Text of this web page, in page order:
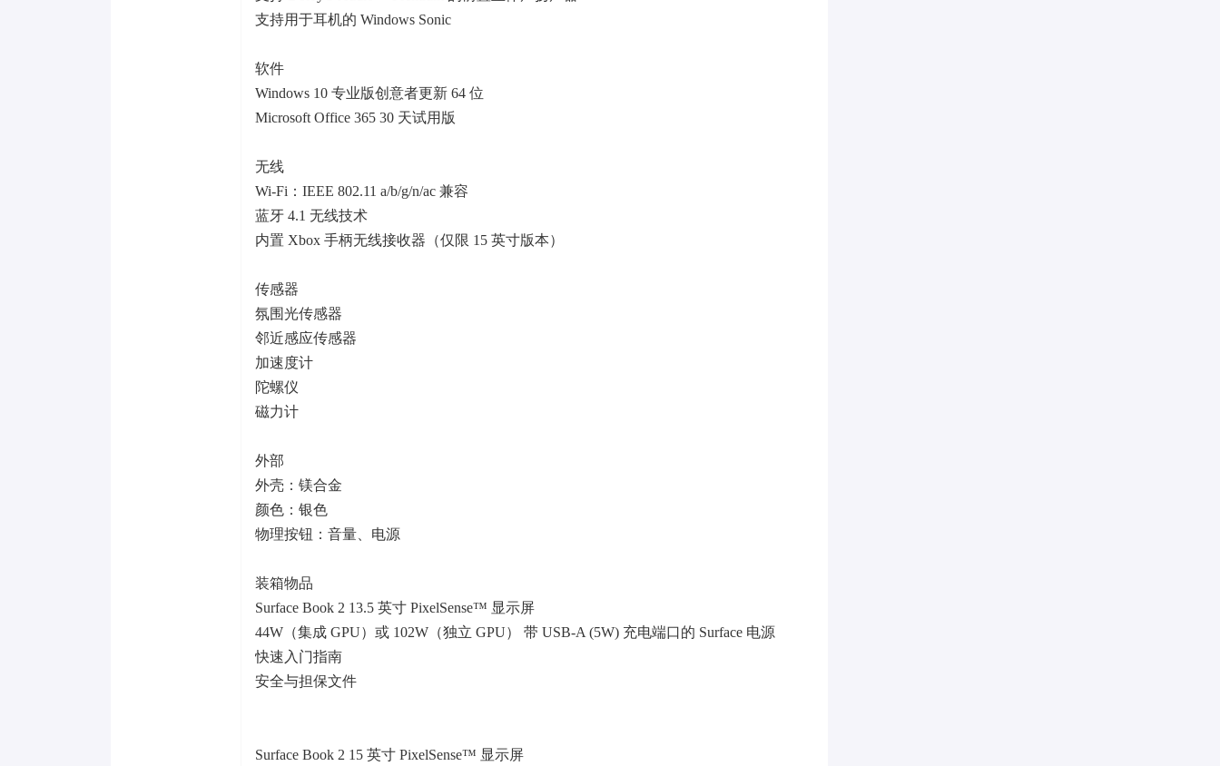
支持用于耳机的 Windows Sonic
软件
Windows 10 专业版创意者更新 64 位
Microsoft Office 365 30 天试用版
无线
Wi-Fi：IEEE 802.11 a/b/g/n/ac 兼容
蓝牙 4.1 无线技术
内置 Xbox 手柄无线接收器（仅限 15 英寸版本）
传感器
氛围光传感器
邻近感应传感器
加速度计
陀螺仪
磁力计
外部
外壳：镁合金
颜色：银色
物理按钮：音量、电源
装箱物品
Surface Book 2 13.5 英寸 PixelSense™ 显示屏
44W（集成 GPU）或 102W（独立 GPU） 带 USB-A (5W) 充电端口的 Surface 电源
快速入门指南
安全与担保文件
Surface Book 2 15 英寸 PixelSense™ 显示屏